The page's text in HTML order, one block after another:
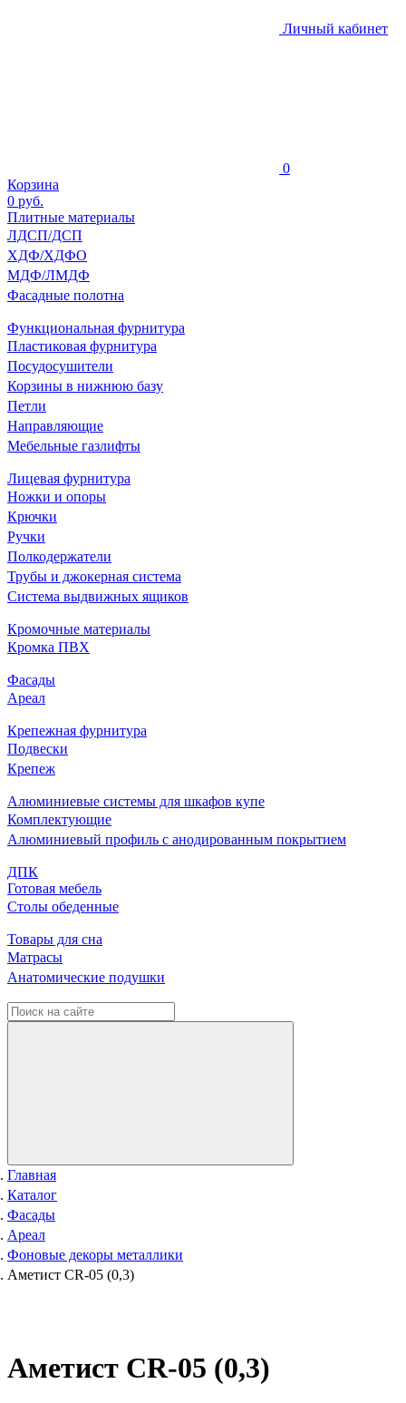
Личный кабинет
0
Корзина
0 руб.
Плитные материалы
ЛДСП/ДСП
ХДФ/ХДФО
МДФ/ЛМДФ
Фасадные полотна
Функциональная фурнитура
Пластиковая фурнитура
Посудосушители
Корзины в нижнюю базу
Петли
Направляющие
Мебельные газлифты
Лицевая фурнитура
Ножки и опоры
Крючки
Ручки
Полкодержатели
Трубы и джокерная система
Система выдвижных ящиков
Кромочные материалы
Кромка ПВХ
Фасады
Ареал
Крепежная фурнитура
Подвески
Крепеж
Алюминиевые системы для шкафов купе
Комплектующие
Алюминиевый профиль с анодированным покрытием
ДПК
Готовая мебель
Столы обеденные
Товары для сна
Матрасы
Анатомические подушки
Главная
Каталог
Фасады
Ареал
Фоновые декоры металлики
Аметист CR-05 (0,3)
Аметист CR-05 (0,3)